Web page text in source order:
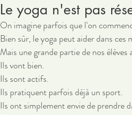
Le yoga n'est pas
On imagine parfois que l'on
Bien sûr, le yoga peut aider dans ces
Mais une grande partie de nos
Ils vont bien.
Ils sont actifs.
Ils pratiquent parfois déjà un sport.
Ils ont simplement envie de prendre